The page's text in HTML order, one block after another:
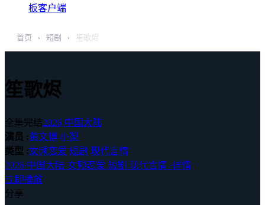
板客户端
首页 › 短剧 › 笙歌烬
笙歌烬
全集完结2026 中国大陆
演员 :黄文博 小梨
类型 :女频恋爱 短剧 现代言情
2026·中国大陆·女频恋爱 短剧 现代言情 ·详情
立即播放
分享